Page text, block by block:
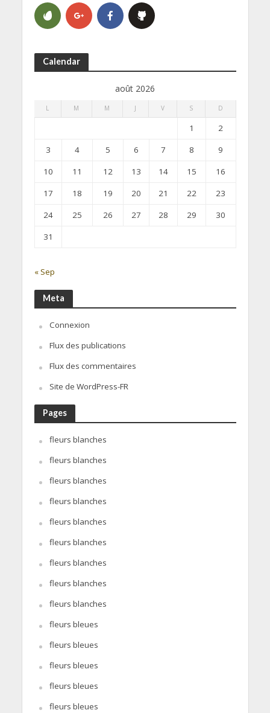
Calendar
août 2026
L M M J V S D
1
2
3
4 5 6 7 8
9
10
11 12 13 14 15
16
17
18 19 20 21 22
23
24
25 26 27 28 29
30
31
« Sep
Meta
Connexion
Flux des publications
Flux des commentaires
Site de WordPress-FR
Pages
fleurs blanches
fleurs blanches
fleurs blanches
fleurs blanches
fleurs blanches
fleurs blanches
fleurs blanches
fleurs blanches
fleurs blanches
fleurs bleues
fleurs bleues
fleurs bleues
fleurs bleues
fleurs bleues